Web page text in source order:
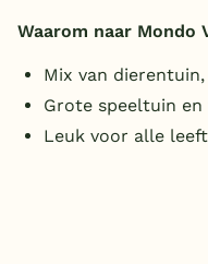
Waarom naar Mondo
Mix van
Grote speeltuin
Leuk voor alle